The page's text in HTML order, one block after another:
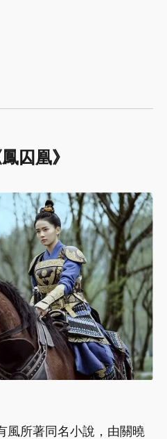
囚凰》
風所著同名小說，由關曉